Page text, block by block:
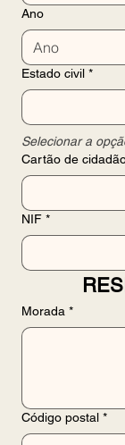
Ano
Estado civil *
Selecionar a
Cartão de
NIF *
Morada *
Código postal *